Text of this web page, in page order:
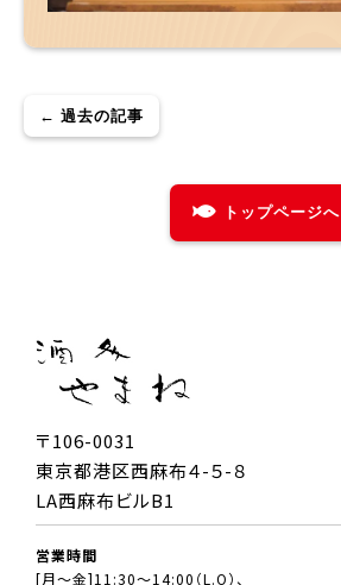
← 過去の記事
トップページへ
〒106-0031
東京都港区西麻布４-５-８
LA西麻布ビルB1
営業時間
[月～金]11:30～14:00（L.O）、